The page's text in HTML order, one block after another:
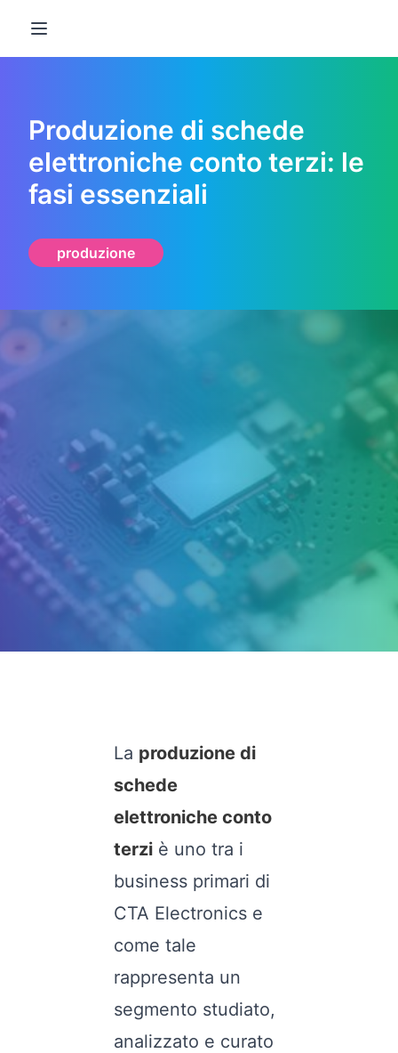
Open main menu
Produzione di schede
elettroniche conto terzi: le
fasi essenziali
produzione
La produzione di
schede
elettroniche conto
terzi è uno tra i
business primari di
CTA Electronics e
come tale
rappresenta un
segmento studiato,
analizzato e curato